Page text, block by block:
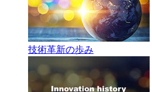
技術革新の歩み